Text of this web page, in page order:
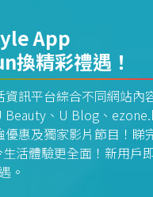
App
換精彩禮遇！
訊平台綜合不同網站內
、U Blog、
優惠及獨家影片節目！睇
活體驗更全面！新用戶
。